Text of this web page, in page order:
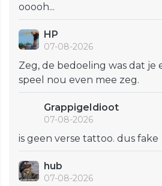
ooooh...
HP
07-08-2026
Zeg, de bedoeling was dat je
speel nou even mee zeg.
GrappigeIdioot
07-08-2026
is geen verse tattoo. dus fake
hub
07-08-2026